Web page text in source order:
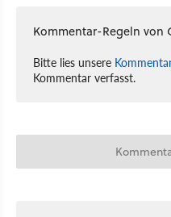
Kommentar-Regeln von
Bitte lies unsere
Kommentar verfasst.